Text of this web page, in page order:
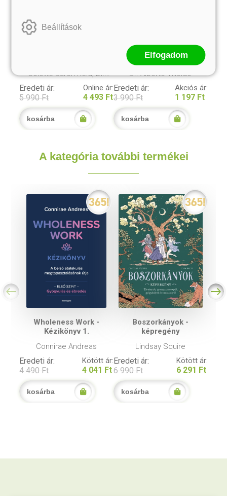
Colette Baron-Reid, Dr.
Alberto Villoldo, Marcela
Eredeti ár:
5 990 Ft
Online ár:
4 493 Ft
kosárba
A bölcsességkerék
Dr. Alberto Villoldo
Eredeti ár:
3 990 Ft
Akciós ár:
1 197 Ft
kosárba
A kategória további termékei
Wholeness Work -
Kézikönyv 1.
Connirae Andreas
Eredeti ár:
4 490 Ft
Kötött ár:
4 041 Ft
kosárba
Boszorkányok -
képregény
Lindsay Squire
Eredeti ár:
6 990 Ft
Kötött ár:
6 291 Ft
kosárba
Beállítások
Elfogadom